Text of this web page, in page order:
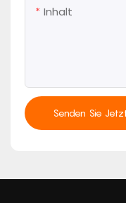
Inhalt
Senden Sie